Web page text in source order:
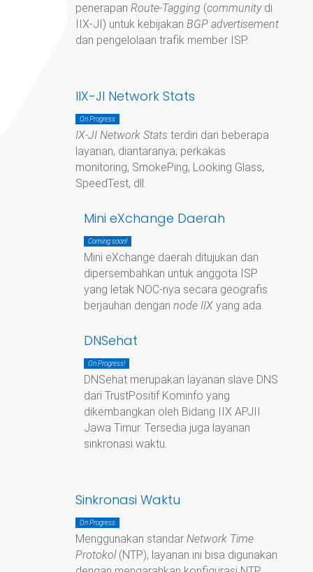
penerapan Route-Tagging (communitydi
IIX-JI) untuk kebijakan BGP advertisement
dan pengelolaan trafik member ISP.
IIX-JI Network Stats
On Progress
IX-JI Network Stats terdiri dari beberapa
layanan, diantaranya; perkakas
monitoring, SmokePing, Looking Glass,
SpeedTest, dll.
Mini eXchange Daerah
Coming soon!
Mini eXchange daerah ditujukan dan
dipersembahkan untuk anggota ISP
yang letak NOC-nya secara geografis
berjauhan dengan node IIXyang ada.
DNSehat
On Progress!
DNSehat merupakan layanan slave DNS
dari TrustPositif Kominfo yang
dikembangkan oleh Bidang IIX APJII
Jawa Timur. Tersedia juga layanan
sinkronasi waktu.
Sinkronasi Waktu
On Progress
Menggunakan standar Network Time
Protokol(NTP), layanan ini bisa digunakan